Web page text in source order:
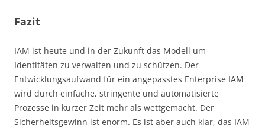
Fazit
IAM ist heute und in der Zukunft das Modell um
Identitäten zu verwalten und zu schützen. Der
Entwicklungsaufwand für ein angepasstes Enterprise IAM
wird durch einfache, stringente und automatisierte
Prozesse in kurzer Zeit mehr als wettgemacht. Der
Sicherheitsgewinn ist enorm. Es ist aber auch klar, das IAM